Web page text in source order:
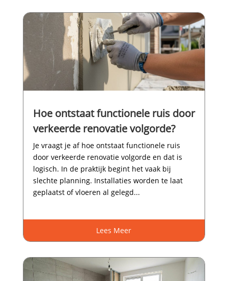
Hoe ontstaat functionele ruis door
verkeerde renovatie volgorde?
Je vraagt je af hoe ontstaat functionele ruis
door verkeerde renovatie volgorde en dat is
logisch.​ In de praktijk begint het vaak bij
slechte planning.​ Installaties worden te laat
geplaatst of vloeren al gelegd...
Lees Meer